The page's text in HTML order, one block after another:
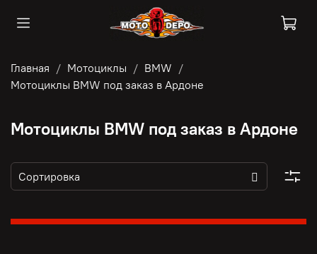
Главная Мотоциклы
BMW
Мотоциклы BMW под заказ в Ардоне
Мотоциклы BMW под заказ в Ардоне